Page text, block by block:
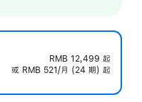
RMB 12,499 起
或 RMB 521/月 (24 期) 起